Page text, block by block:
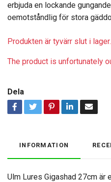
erbjuda en lockande
oemotståndlig för stora
Produkten är tyvärr slut i lager.
The product is unfortunately
Dela
INFORMATION
Ulm Lures Gigashad 27cm